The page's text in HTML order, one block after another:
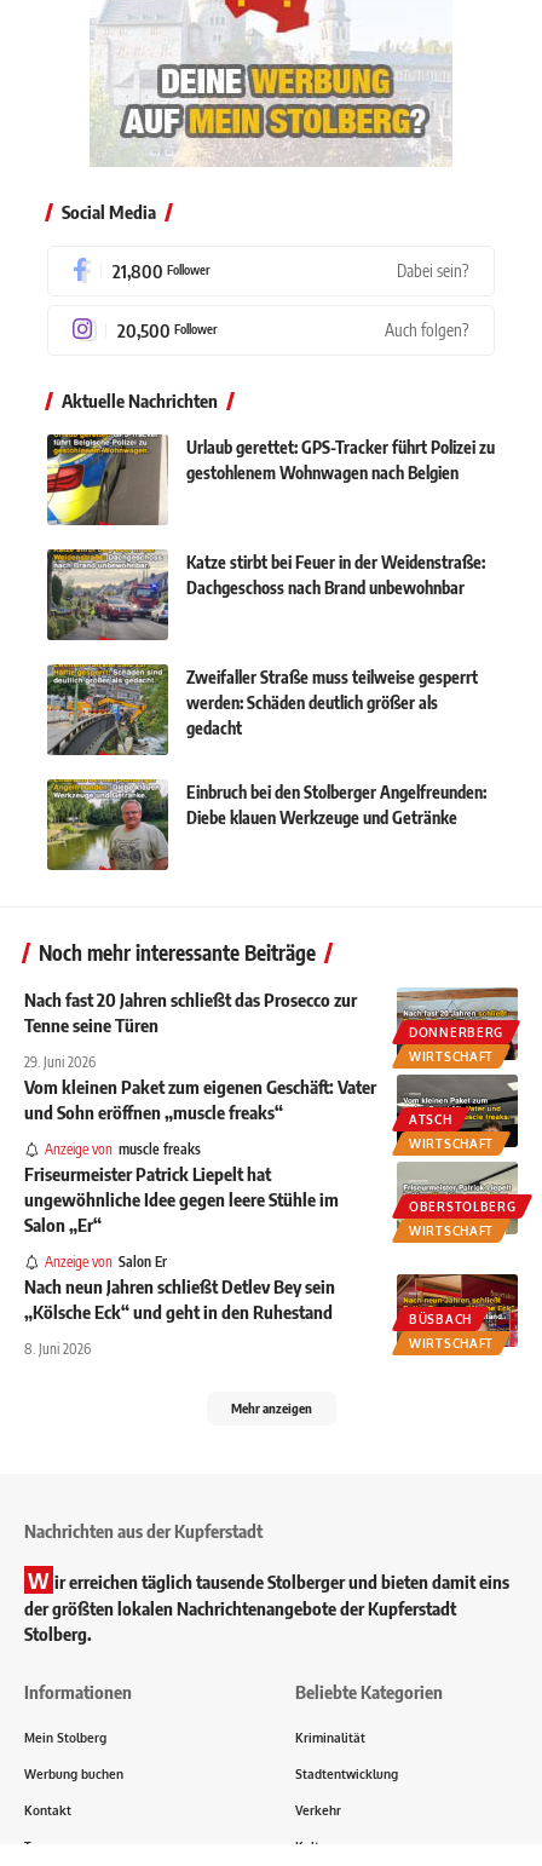
Social Media
21,800 Follower Dabei sein?
20,500 Follower Auch folgen?
Aktuelle Nachrichten
Urlaub gerettet: GPS-Tracker führt Polizei zu
gestohlenem Wohnwagen nach Belgien
Katze stirbt bei Feuer in der Weidenstraße:
Dachgeschoss nach Brand unbewohnbar
Zweifaller Straße muss teilweise gesperrt
werden: Schäden deutlich größer als
gedacht
Einbruch bei den Stolberger Angelfreunden:
Diebe klauen Werkzeuge und Getränke
Noch mehr interessante Beiträge
DONNERBERG
WIRTSCHAFT
Nach fast 20 Jahren schließt das Prosecco zur
Tenne seine Türen
29. Juni 2026
ATSCH
WIRTSCHAFT
Vom kleinen Paket zum eigenen Geschäft: Vater
und Sohn eröffnen „muscle freaks“
Anzeige von muscle freaks
OBERSTOLBERG
WIRTSCHAFT
Friseurmeister Patrick Liepelt hat
ungewöhnliche Idee gegen leere Stühle im
Salon „Er“
Anzeige von Salon Er
BÜSBACH
WIRTSCHAFT
Nach neun Jahren schließt Detlev Bey sein
„Kölsche Eck“ und geht in den Ruhestand
8. Juni 2026
Mehr anzeigen
Nachrichten aus der Kupferstadt
W ir erreichen täglich tausende Stolberger und bieten damit eins
der größten lokalen Nachrichtenangebote der Kupferstadt
Stolberg.
Informationen
Mein Stolberg
Werbung buchen
Kontakt
Transparenz
Beliebte Kategorien
Kriminalität
Stadtentwicklung
Verkehr
Kultur